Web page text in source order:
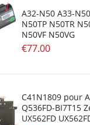
A32-N50 A33-
N50TP N50TR
N50VF N50VG
€77.00
C41N1809 pour
Q536FD-BI7T15
UX562FD